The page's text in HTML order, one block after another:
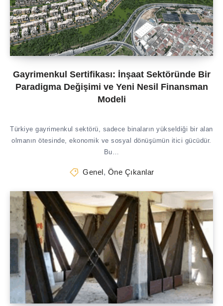
Gayrimenkul Sertifikası: İnşaat Sektöründe Bir
Paradigma Değişimi ve Yeni Nesil Finansman
Modeli
Türkiye gayrimenkul sektörü, sadece binaların yükseldiği bir alan
olmanın ötesinde, ekonomik ve sosyal dönüşümün itici gücüdür.
Bu…
Genel, Öne Çıkanlar